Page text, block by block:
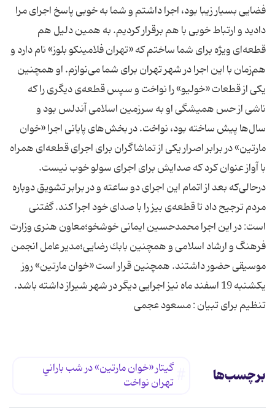
فضایی بسیار زیبا بود، اجرا داشتم و شما به خوبی پاسخ اجرای مرا
دادید و ارتباط خوبی با هم برقرار كردیم. به همین دلیل هم
قطعه‌ای ویژه برای شما ساختم كه «تهران فلامینكو بلوز» نام دارد و
هم‌زمان با این اجرا در شهر تهران برای شما می‌نوازم. او همچنین
یكی از قطعات «خولیو» را نواخت و سپس قطعه‌ی دیگری را كه
ناشی از حس همیشگی او به سرزمین اسلامی آندلس بود و
سال‌ها پیش ساخته بود، نواخت. در بخش‌های پایانی اجرا «خوان
مارتین» در برابر اصرار یكی از تماشاگران برای اجرای قطعه‌ای همراه
با آواز عنوان كرد كه صدایش برای اجرای سولو خوب نیست.
درحالی‌كه بعد از اتمام این اجرای دو ساعته و در برابر تشویق دوباره
مردم ترجیح داد تا قطعه‌ی بیز را با صدای خود اجرا كند. گفتنی
است: در این اجرا محمدحسین ایمانی خوشخو؛معاون هنری وزارت
فرهنگ و ارشاد اسلامی و همچنین بابك رضایی؛مدیر عامل انجمن
موسیقی حضور داشتند. همچنین قرار است «خوان مارتین» روز
یكشنبه 19 اسفند ماه نیز اجرایی دیگر در شهر شیراز داشته باشد.
تنظیم برای تبیان : مسعود عجمی
برچسب‌ها
گيتار «خوان‌ مارتين» در شب‌ باراني
تهران نواخت